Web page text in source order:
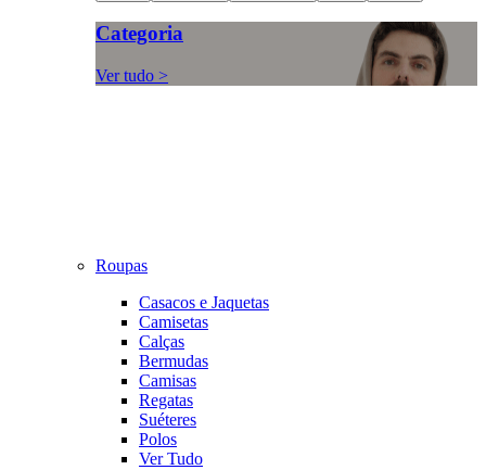
Categoria
Ver tudo >
Roupas
Casacos e Jaquetas
Camisetas
Calças
Bermudas
Camisas
Regatas
Suéteres
Polos
Ver Tudo